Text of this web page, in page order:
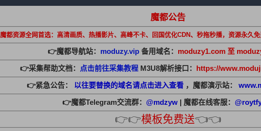
魔都公告
魔都资源全网首选：高清画质、热播影片、高峰不卡、回国优化CDN、秒拖秒播，资源永久
👉魔都导航站： moduzy.vip 备用域名： moduzy1.com 至
👉采集帮助文档： 点击前往采集教程M3U8解析接口： https://
👉紧急公告： 以往要替换的域名请点击进入查看 ，魔都演示站：
👉魔都Telegram交流群： @mdzyw| 魔都在线客服：
👉👉模板免费送👈👈